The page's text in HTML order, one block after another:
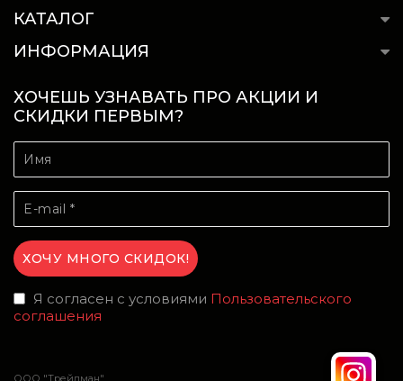
КАТАЛОГ
ИНФОРМАЦИЯ
ХОЧЕШЬ УЗНАВАТЬ ПРО АКЦИИ И
СКИДКИ ПЕРВЫМ?
Я согласен с условиями Пользовательского
соглашения
ООО "Трейдман"